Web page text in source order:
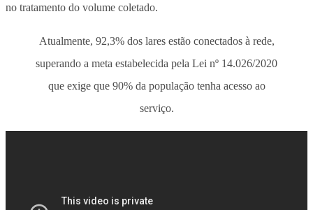
no tratamento do volume coletado.
Atualmente, 92,3% dos lares estão conectados à rede,
superando a meta estabelecida pela Lei nº 14.026/2020
que exige que 90% da população tenha acesso ao
serviço.